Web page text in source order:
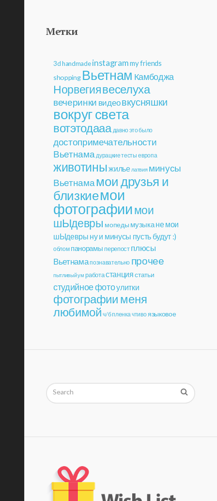
Метки
3dhandmade instagrammy friends
shopping Вьетнам Камбоджа
Норвегиявеселуха
вечеринки видеовкусняшки
вокруг света
вотэтодааа давно это было
достопримечательности
Вьетнама дурацкие тесты европа
животиныжилье латвия минусы
Вьетнамамои друзья и
близкиемои
фотографиимои
шЫдевры мопеды музыка не мои
шЫдевры ну и минусы пусть будут :)
облом панорамы перепост плюсы
Вьетнамапознавательно прочее
пытливый ум работастанция статьи
студийное фотоулитки
фотографии меня
любимой ч/б пленка чтивоязыковое